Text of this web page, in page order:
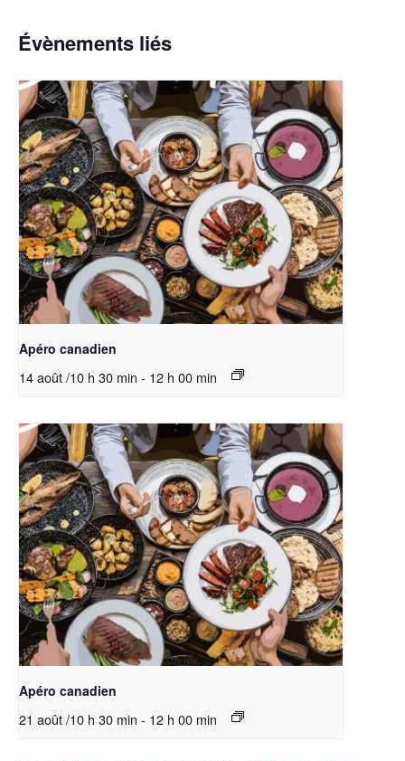
Évènements liés
Apéro canadien
14 août /10 h 30 min - 12 h 00 min
Apéro canadien
21 août /10 h 30 min - 12 h 00 min